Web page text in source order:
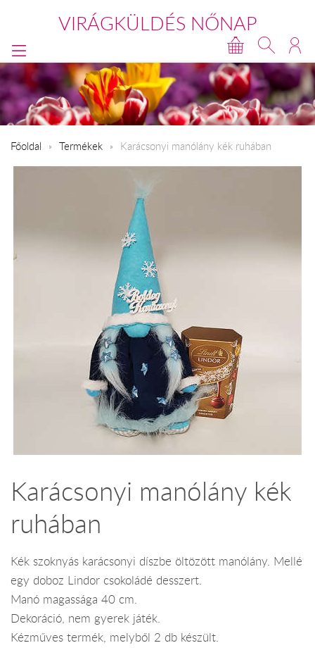
VIRÁGKÜLDÉS NŐNAP
Főoldal Termékek Karácsonyi manólány kék ruhában
Karácsonyi manólány kék
ruhában
Kék szoknyás karácsonyi díszbe öltözött manólány. Mellé
egy doboz Lindor csokoládé desszert.
Manó magassága 40 cm.
Dekoráció, nem gyerek játék.
Kézműves termék, melyből 2 db készült.